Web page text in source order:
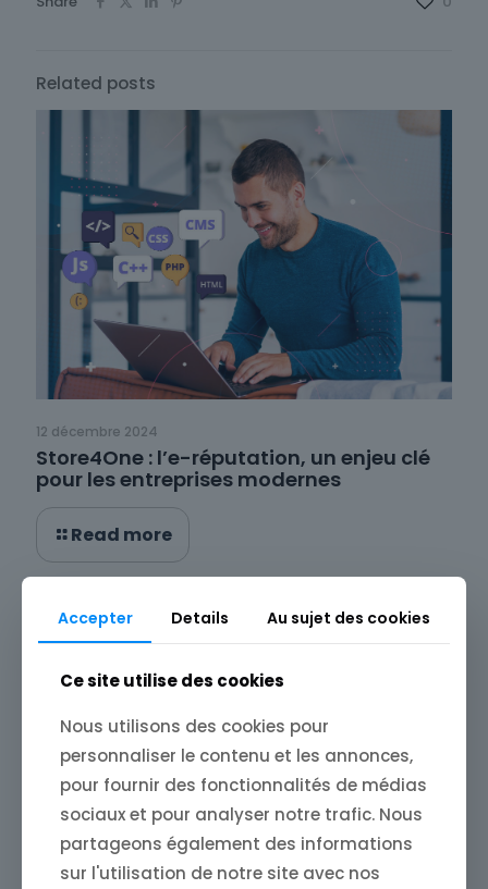
Related posts
12 décembre 2024
Store4One : l’e-réputation, un enjeu clé
pour les entreprises modernes
Read more
Accepter Details Au sujet des cookies
Ce site utilise des cookies
Nous utilisons des cookies pour
personnaliser le contenu et les annonces,
pour fournir des fonctionnalités de médias
sociaux et pour analyser notre trafic. Nous
partageons également des informations
sur l'utilisation de notre site avec nos